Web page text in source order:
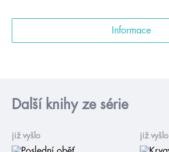
Informace
Další knihy ze série
již vyšlo již vyšlo